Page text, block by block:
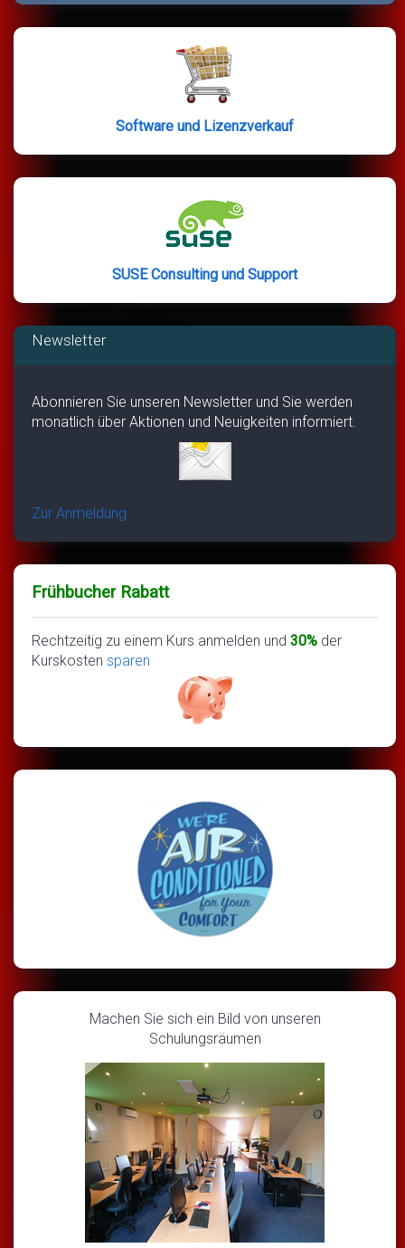
Software und Lizenzverkauf
SUSE Consulting und Support
Newsletter
Abonnieren Sie unseren Newsletter und Sie werden
monatlich über Aktionen und Neuigkeiten informiert.
Zur Anmeldung
Frühbucher Rabatt
Rechtzeitig zu einem Kurs anmelden und 30% der
Kurskosten sparen
Machen Sie sich ein Bild von unseren
Schulungsräumen